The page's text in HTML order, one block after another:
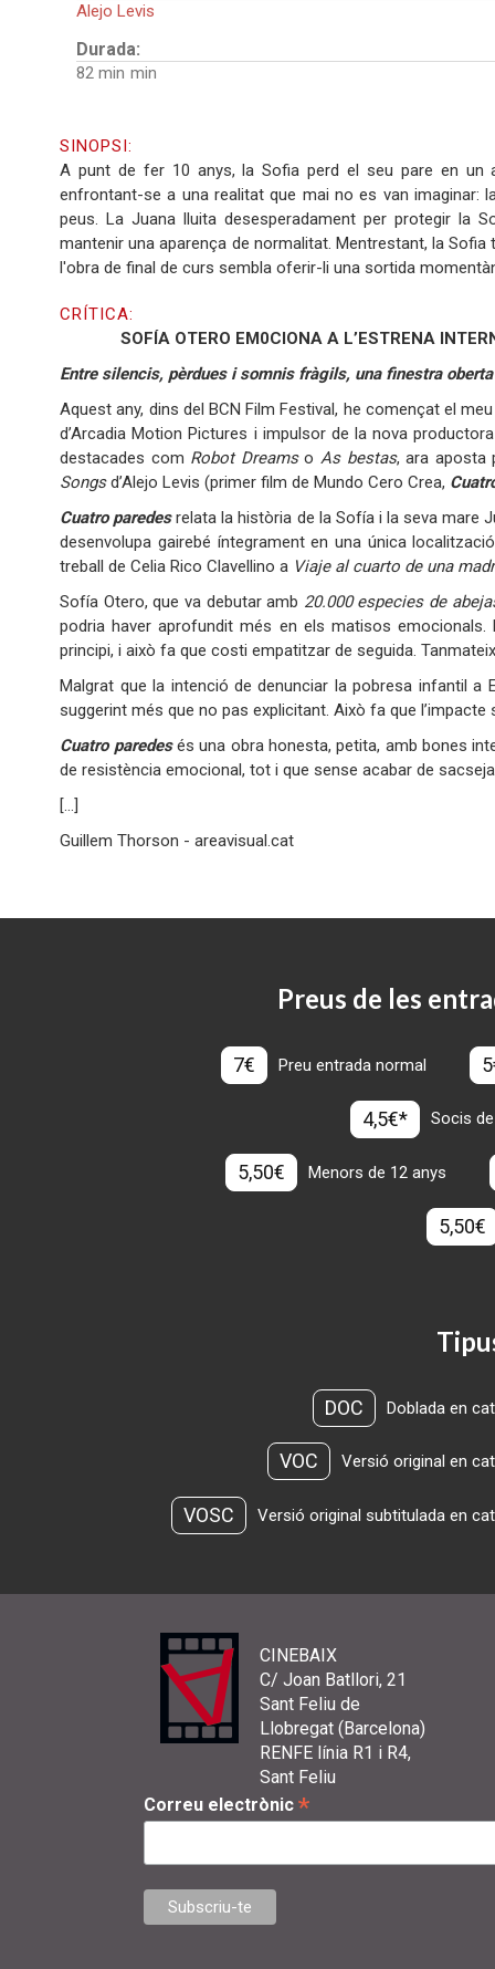
Alejo Levis
Durada:
82 min
SINOPSI:
A punt de fer 10 anys, la Sofia perd el seu pare en un
enfrontant-se a una realitat que mai no es van imaginar:
peus. La Juana lluita desesperadament per protegir la
mantenir una aparença de normalitat. Mentrestant, la
l'obra de final de curs sembla oferir-li una sortida
CRÍTICA:
SOFÍA OTERO EM0CIONA A L’ESTRENA
Entre silencis, pèrdues i somnis fràgils, una finestra
Aquest any, dins del BCN Film Festival, he començat el
d’Arcadia Motion Pictures i impulsor de la nova
destacades com Robot Dreamso As bestas, ara aposta
Songsd’Alejo Levis (primer film de Mundo Cero Crea,
Cuatro paredesrelata la història de la Sofía i la seva mare
desenvolupa gairebé íntegrament en una única
treball de Celia Rico Clavellino a Viaje al cuarto de una
Sofía Otero, que va debutar amb 20.000 especies de
podria haver aprofundit més en els matisos
principi, i això fa que costi empatitzar de seguida.
Malgrat que la intenció de denunciar la pobresa infantil
suggerint més que no pas explicitant. Això fa que
Cuatro paredesés una obra honesta, petita, amb bones
de resistència emocional, tot i que
[...]
Guillem Thorson - areavisual.cat
Preus de les
7€ Preu entrada normal
4,5€* Socis
5,50€ Menors de 12 anys
5,50€
DOC Doblada en
VOC Versió original en
VOSC Versió original subtitulada en
CINEBAIX
C/ Joan Batllori, 21
Sant Feliu de
Llobregat (Barcelona)
RENFE línia R1 i R4,
Sant Feliu
Correu electrònic *